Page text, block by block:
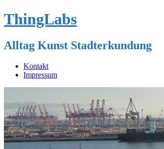
ThingLabs
Alltag Kunst Stadterkundung
Kontakt
Impressum